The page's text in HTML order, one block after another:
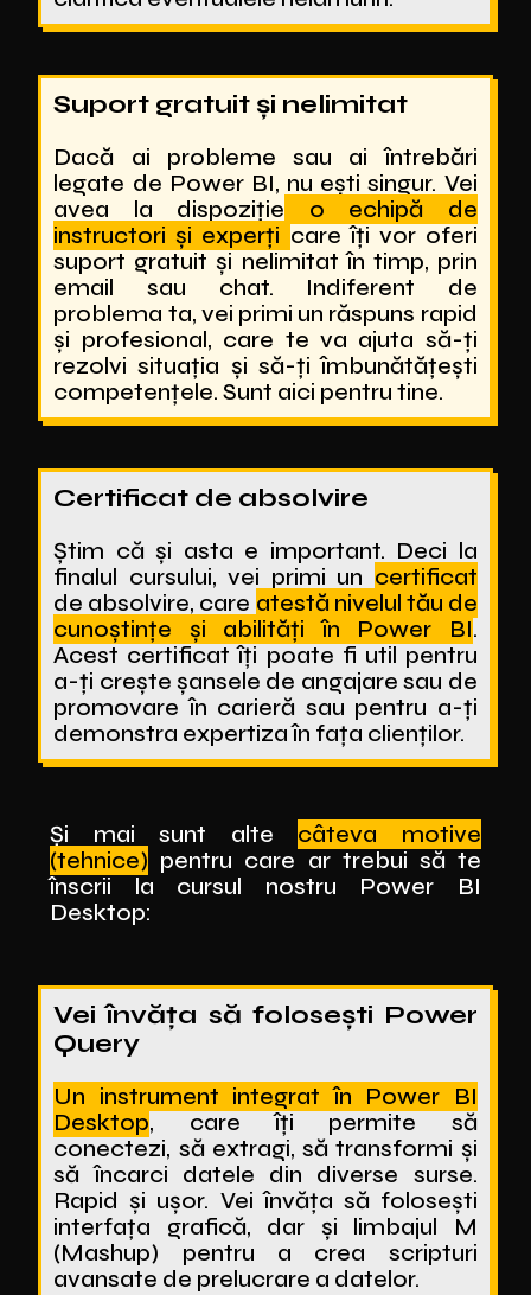
Suport gratuit și nelimitat
Dacă ai probleme sau ai întrebări
legate de Power BI, nu ești singur. Vei
avea la dispoziție o echipă de
instructori și experți care îți vor oferi
suport gratuit și nelimitat în timp, prin
email sau chat. Indiferent de
problema ta, vei primi un răspuns rapid
și profesional, care te va ajuta să-ți
rezolvi situația și să-ți îmbunătățești
competențele. Sunt aici pentru tine.
Certificat de absolvire
Știm că și asta e important. Deci la
finalul cursului, vei primi un certificat
de absolvire, care atestă nivelul tău de
cunoștințe și abilități în Power BI.
Acest certificat îți poate fi util pentru
a-ți crește șansele de angajare sau de
promovare în carieră sau pentru a-ți
demonstra expertiza în fața clienților.
Și mai sunt alte câteva motive
(tehnice) pentru care ar trebui să te
înscrii la cursul nostru Power BI
Desktop:
Vei învăța să folosești Power
Query
Un instrument integrat în Power BI
Desktop, care îți permite să
conectezi, să extragi, să transformi și
să încarci datele din diverse surse.
Rapid și ușor. Vei învăța să folosești
interfața grafică, dar și limbajul M
(Mashup) pentru a crea scripturi
avansate de prelucrare a datelor.